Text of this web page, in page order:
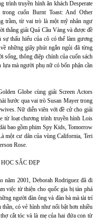
trình truyền hình ăn khách Desperate
cuốn Burnt Toast: And Other
trầm, từ vai trò là một mỹ nhân ngư
thắng giải Quả Cầu Vàng và được đề
thấu hiểu của cô có thể làm gương
những giây phút ngắn ngủi đã từng
sống, thông điệp chính của cuốn sách
lựa mà người phụ nữ có bổn phận cần
Globe cùng giải Screen Actors
hước qua vai trò Susan Mayer trong
Nữ diễn viên với đề cử cho giải
từ loạt chương trình truyền hình Lois
bao gồm phim Spy Kids, Tomorrow
một cư dân của vùng California, Teri
Rose.
SẮC ĐẸP
năm 2001, Deborah Rodriguez đã đi
việc từ thiện cho quốc gia bị tàn phá
người đàn ông và đàn bà mà tài trí
có vẻ hình như nổi bật hơn nhiều
cắt tóc và là mẹ của hai đứa con từ